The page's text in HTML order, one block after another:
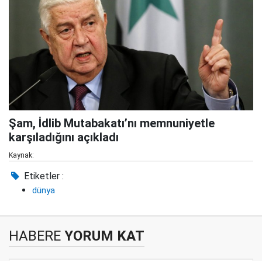
Şam, İdlib Mutabakatı’nı memnuniyetle
karşıladığını açıkladı
Kaynak:
Etiketler :
dünya
HABERE YORUM KAT